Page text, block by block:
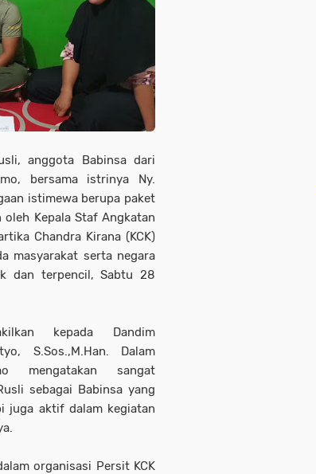
anggota Babinsa dari
bersama istrinya Ny.
istimewa berupa paket
Kepala Staf Angkatan
Chandra Kirana (KCK)
masyarakat serta negara
dan terpencil, Sabtu 28
kepada Dandim
S.Sos.,M.Han. Dalam
mengatakan sangat
sebagai Babinsa yang
juga aktif dalam kegiatan
organisasi Persit KCK